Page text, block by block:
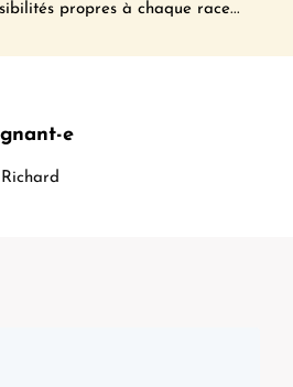
propres à chaque race...
e